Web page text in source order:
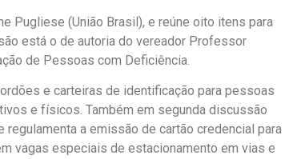
Pugliese (União Brasil), e reúne oito itens para
está o de autoria do vereador Professor
de Pessoas com Deficiência.
e carteiras de identificação para pessoas
e físicos. Também em segunda discussão
a emissão de cartão credencial para
vagas especiais de estacionamento em vias e